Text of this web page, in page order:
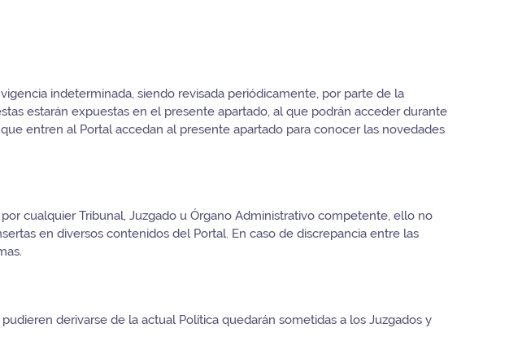
indeterminada, siendo revisada periódicamente, por parte de la
estarán expuestas en el presente apartado, al que podrán acceder durante
entren al Portal accedan al presente apartado para conocer las novedades
cualquier Tribunal, Juzgado u Órgano Administrativo competente, ello no
en diversos contenidos del Portal. En caso de discrepancia entre las
derivarse de la actual Política quedarán sometidas a los Juzgados y